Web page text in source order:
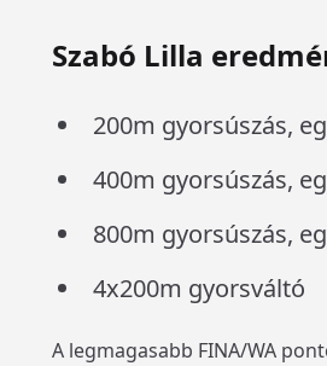
Szabó Lilla
200m gyorsúszás,
400m gyorsúszás,
800m gyorsúszás,
4x200m gyorsváltó
A legmagasabb FINA/WA